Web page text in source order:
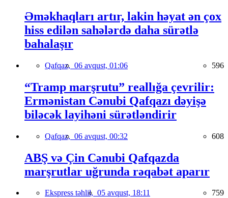
Əməkhaqları artır, lakin həyat ən çox
hiss edilən sahələrdə daha sürətlə
bahalaşır
Qafqaz, 06 avqust, 01:06 596
“Tramp marşrutu” reallığa çevrilir:
Ermənistan Cənubi Qafqazı dəyişə
biləcək layihəni sürətləndirir
Qafqaz, 06 avqust, 00:32 608
ABŞ və Çin Cənubi Qafqazda
marşrutlar uğrunda rəqabət aparır
Ekspress təhlil, 05 avqust, 18:11 759